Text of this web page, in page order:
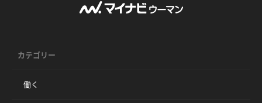
カテゴリー
働く